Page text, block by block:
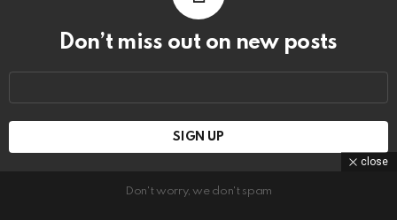
Don’t miss out on new posts
Don't worry, we don't spam
close